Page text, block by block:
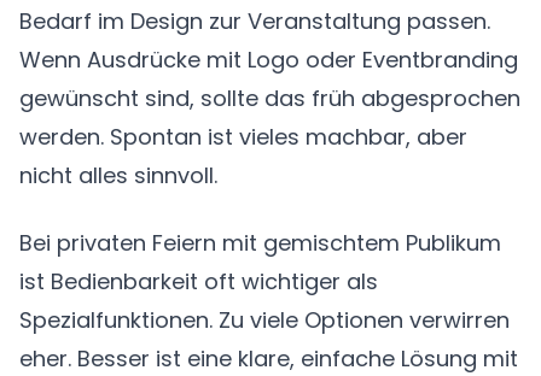
Bedarf im Design zur Veranstaltung passen.
Wenn Ausdrücke mit Logo oder Eventbranding
gewünscht sind, sollte das früh abgesprochen
werden. Spontan ist vieles machbar, aber
nicht alles sinnvoll.
Bei privaten Feiern mit gemischtem Publikum
ist Bedienbarkeit oft wichtiger als
Spezialfunktionen. Zu viele Optionen verwirren
eher. Besser ist eine klare, einfache Lösung mit